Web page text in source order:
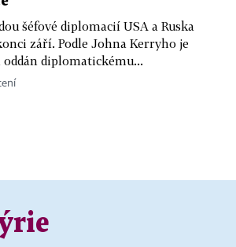
šéfové diplomacií USA a Ruska
září. Podle Johna Kerryho je
diplomatickému...